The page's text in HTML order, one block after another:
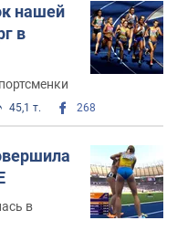
нашей
в
45,1 т. 268
в